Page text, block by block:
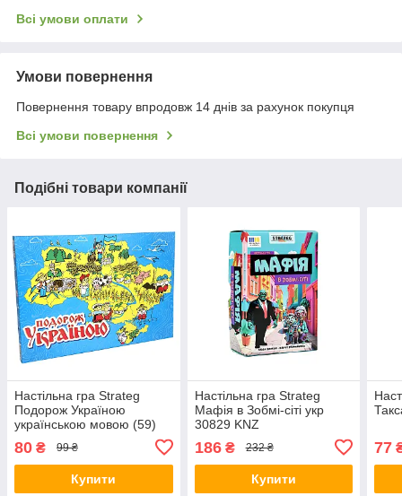
Всі умови оплати
Умови повернення
Повернення товару впродовж 14 днів за рахунок покупця
Всі умови повернення
Подібні товари компанії
Настільна гра Strateg
Подорож Україною
українською мовою (59)
80 ₴ 99 ₴
Купити
Настільна гра Strateg
Мафія в Зобмі-сіті укр
30829 KNZ
186₴ 232 ₴
Купити
77